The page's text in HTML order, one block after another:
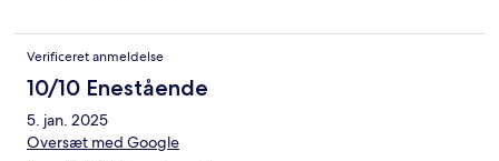
Verificeret anmeldelse
10/10 Enestående
5. jan. 2025
Oversæt med Google